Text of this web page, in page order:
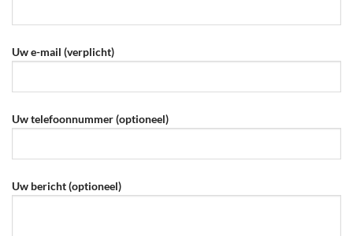
Uw e-mail (verplicht)
Uw telefoonnummer (optioneel)
Gelieve dit veld leeg te laten.
Uw bericht (optioneel)